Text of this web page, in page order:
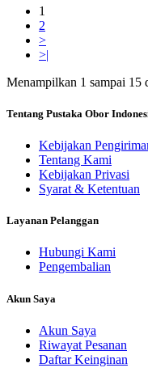
1
2
>
>|
Menampilkan 1 sampai 15
Tentang Pustaka Obor
Kebijakan
Tentang Kami
Kebijakan Privasi
Syarat & Ketentuan
Layanan Pelanggan
Hubungi Kami
Pengembalian
Akun Saya
Akun Saya
Riwayat Pesanan
Daftar Keinginan